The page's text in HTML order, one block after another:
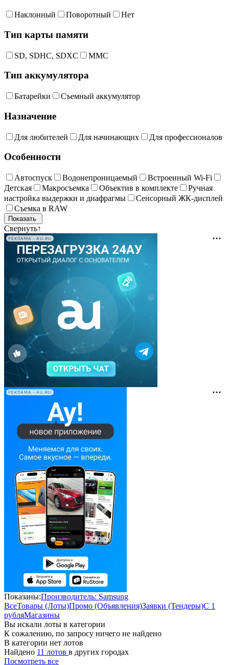
Наклонный Поворотный Нет
Тип карты памяти
SD, SDHC, SDXC MMC
Тип аккумулятора
Батарейки Съемный аккумулятор
Назначение
Для любителей Для начинающих Для профессионалов
Особенности
Автоспуск Водонепроницаемый
Встроенный Wi-Fi
Детская
Макросъемка Объектив в комплекте
Ручная
настройка выдержки и диафрагмы
Сенсорный ЖК-дисплей
Съемка в RAW
Свернуть↑
РЕКЛАМА • AU.RU
РЕКЛАМА • AU.RU
Показаны:Производитель: Samsung
ВсеТовары (Лоты)Промо (Объявления)Заявки (Тендеры)С 1
рубляМагазины
Вы искали лоты в категории
К сожалению, по запросу ничего не найдено
В категории нет лотов
Найдено 11 лотов в других городах
Посмотреть все